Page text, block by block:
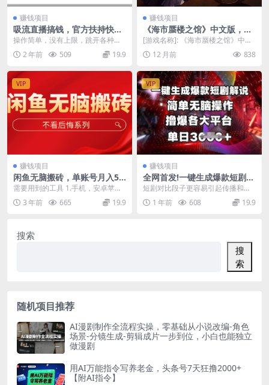
赚钱项目
吸流直播搞钱，官方扶持快准
稳，坚持做就有结果
操作简单，没有上限，跳开各种分
成计划，不走任务直播合伙人老套
路，没有粉丝要求，坚...
2 年前 509 19.9
赚钱项目
《海市蜃楼之馆》中文版，千
年诅咒下的哥特长篇
[游戏名称]: 《海市蜃楼之馆》中文
版 [软件大小]: 8.9 GB [下载通道...
12 月前 838
VIP
赚钱项目
闲鱼无脑搬砖，单账号月入50
0+多号多鲁！
需要用到的工具 1.手机，安卓苹果
都是可以的。 2.软件：得物，闲鱼
注：获得红...
3 年前 665 19.9
VIP
赚钱项目
全网首发!一键生成爆款短剧解
说，操作简单，撸爆各大平
短剧对比段子更容易引起传播和理
解：短剧对比段子通常以简洁的形
式存在，无论是一句话...
1 年前 608 19.9
搜索
搜
索
随机项目推荐
AI漫剧制作全流程实操，零基础从小说改编-角色
场景-分镜生成-剪辑成片一步到位，小白也能独立
做漫剧
用AI万能指令写养老金，头条号7天狂撸2000+
【附AI指令】